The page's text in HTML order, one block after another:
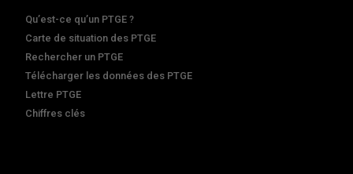
Qu’est-ce qu’un PTGE ?
Carte de situation des PTGE
Rechercher un PTGE
Télécharger les données des PTGE
Lettre PTGE
Chiffres clés